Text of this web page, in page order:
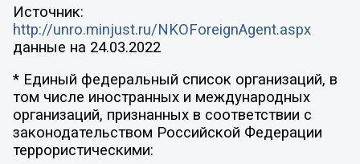
Источник:
http://unro.minjust.ru/NKOForeignAgent.aspx
данные на 24.03.2022
* Единый федеральный список организаций, в
том числе иностранных и международных
организаций, признанных в соответствии с
законодательством Российской Федерации
террористическими: